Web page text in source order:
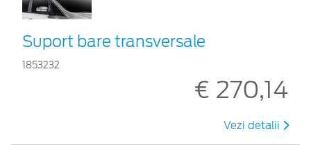
Suport bare transversale
1853232
€ 270,14
Vezi detalii